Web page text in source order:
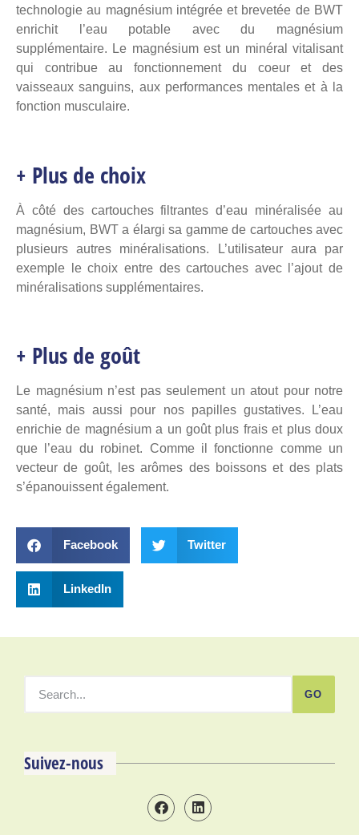
technologie au magnésium intégrée et brevetée de BWT
enrichit l’eau potable avec du magnésium
supplémentaire. Le magnésium est un minéral vitalisant
qui contribue au fonctionnement du coeur et des
vaisseaux sanguins, aux performances mentales et à la
fonction musculaire.
+ Plus de choix
À côté des cartouches filtrantes d’eau minéralisée au
magnésium, BWT a élargi sa gamme de cartouches avec
plusieurs autres minéralisations. L’utilisateur aura par
exemple le choix entre des cartouches avec l’ajout de
minéralisations supplémentaires.
+ Plus de goût
Le magnésium n’est pas seulement un atout pour notre
santé, mais aussi pour nos papilles gustatives. L’eau
enrichie de magnésium a un goût plus frais et plus doux
que l’eau du robinet. Comme il fonctionne comme un
vecteur de goût, les arômes des boissons et des plats
s’épanouissent également.
Facebook Twitter
LinkedIn
GO
Suivez-nous